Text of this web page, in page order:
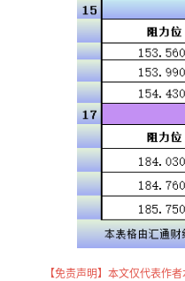
【免责声明】本文仅代表作